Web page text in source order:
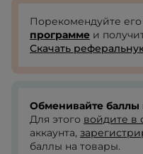
Порекомендуйте
программе и
Скачать
Обменивайте баллы
Для этого войдите в
аккаунта,
баллы на товары.